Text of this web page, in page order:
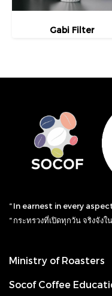
Gabi Filter
“ In earnest in every
“ กระทรวงที่เปิดทุกวัน จริงจัง
Ministry of Roasters
Socof Coffee